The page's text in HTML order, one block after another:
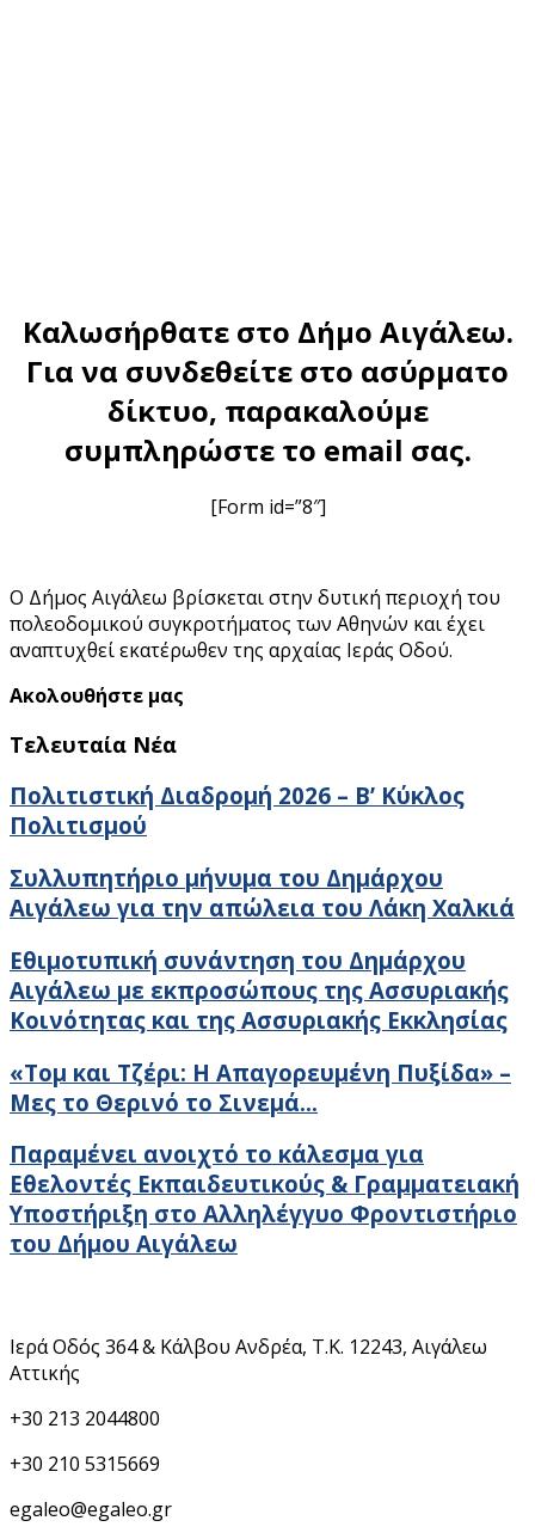
Καλωσήρθατε στο Δήμο Αιγάλεω.
Για να συνδεθείτε στο ασύρματο
δίκτυο, παρακαλούμε
συμπληρώστε το email σας.
[Form id=”8″]
Ο Δήμος Αιγάλεω βρίσκεται στην δυτική περιοχή του
πολεοδομικού συγκροτήματος των Αθηνών και έχει
αναπτυχθεί εκατέρωθεν της αρχαίας Ιεράς Οδού.
Ακολουθήστε μας
Τελευταία Νέα
Πολιτιστική Διαδρομή 2026 – Β’ Κύκλος
Πολιτισμού
Συλλυπητήριο μήνυμα του Δημάρχου
Αιγάλεω για την απώλεια του Λάκη Χαλκιά
Εθιμοτυπική συνάντηση του Δημάρχου
Αιγάλεω με εκπροσώπους της Ασσυριακής
Κοινότητας και της Ασσυριακής Εκκλησίας
«Τομ και Τζέρι: Η Απαγορευμένη Πυξίδα» –
Μες το Θερινό το Σινεμά…
Παραμένει ανοιχτό το κάλεσμα για
Εθελοντές Εκπαιδευτικούς & Γραμματειακή
Υποστήριξη στο Αλληλέγγυο Φροντιστήριο
του Δήμου Αιγάλεω
Ιερά Οδός 364 & Κάλβου Ανδρέα, Τ.Κ. 12243, Αιγάλεω
Αττικής
+30 213 2044800
+30 210 5315669
egaleo@egaleo.gr